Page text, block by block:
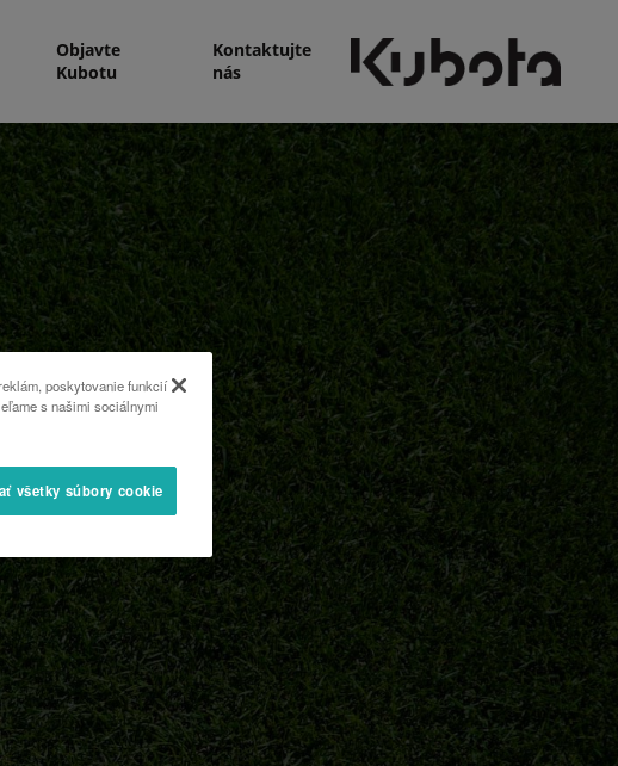
Objavte
Kubotu
Kontaktujte
nás
poskytovanie funkcií
s našimi sociálnymi
všetky súbory cookie